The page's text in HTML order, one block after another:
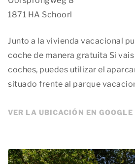
1871 HA Schoorl
Junto a la vivienda vacacional
coche de manera gratuita Si
coches, puedes utilizar el
situado frente al parque
VER LA UBICACIÓN EN